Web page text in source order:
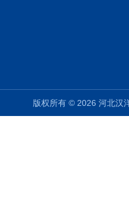
版权所有 © 2026 河北